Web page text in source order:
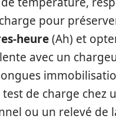
pour
heure(Ah) et
avec un
de charge chez
ou un relevé de